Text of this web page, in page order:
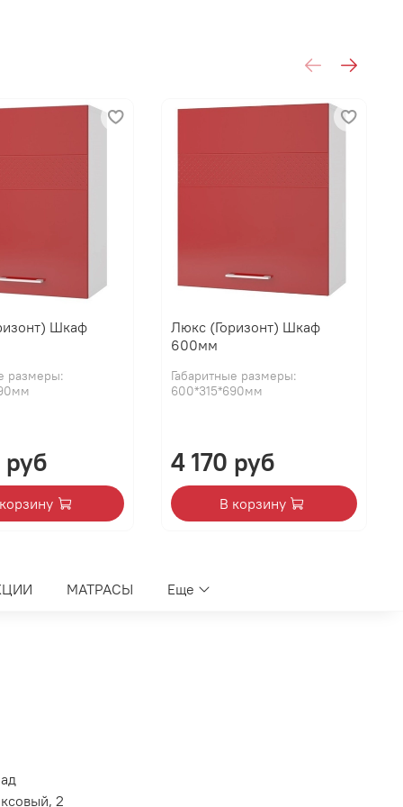
Шкаф
размеры:
Люкс (Горизонт) Шкаф
600мм
Габаритные размеры:
600*315*690мм
4 170 руб
В корзину
МАТРАСЫ Еще
2